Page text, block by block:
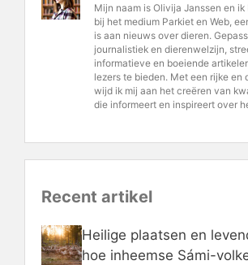
Mijn naam is Olivija Janssen en
bij het medium Parkiet en Web,
is aan nieuws over dieren.
journalistiek en dierenwelzijn,
informatieve en boeiende
lezers te bieden. Met een rijke en
wijd ik mij aan het creëren van
die informeert en inspireert over
Recent artikel
Heilige plaatsen en
hoe inheemse Sámi-